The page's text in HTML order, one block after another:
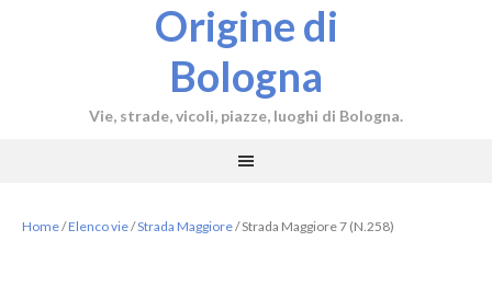
Origine di
Bologna
Vie, strade, vicoli, piazze, luoghi di Bologna.
Home/Elenco vie/Strada Maggiore/Strada Maggiore 7 (N.258)